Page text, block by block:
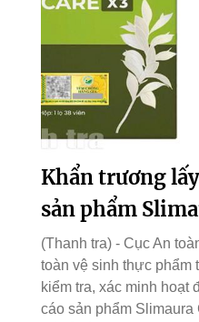
Khẩn trương
sản phẩm
(Thanh tra) - Cục An
toàn vệ sinh thực phẩm
kiểm tra, xác minh hoạt
cáo sản phẩm Slimaura